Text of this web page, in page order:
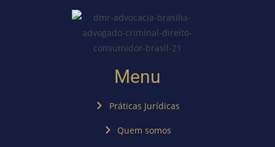
Menu
Práticas Jurídicas
Quem somos